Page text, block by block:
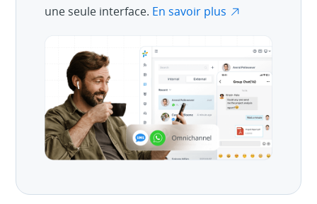
une seule interface. En savoir plus